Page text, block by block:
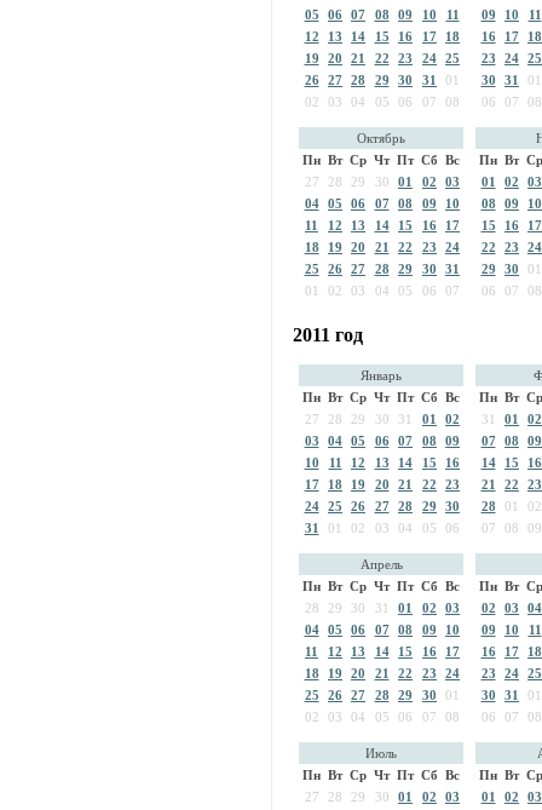
05 06 07 08 09 10
11
12
13 14 15 16 17
18
19
20 21 22 23 24 25
26
27 28 29 30 31
01
02
03 04 05 06 07 08
09 10
11
16
17
18
23
24 25
30
31
01
06
07 08
Октябрь
Пн Вт Ср Чт Пт Сб Вс
27
28 29 30 01 02
03
04
05 06 07 08 09
10
11
12 13 14 15 16
17
18
19 20 21 22 23
24
25
26 27 28 29 30
31
01
02 03 04 05 06 07
Пн Вт Ср
01
02
03
08
09
10
15
16
17
22
23
24
29
30
01
06
07 08
2011 год
Январь
Пн Вт Ср Чт Пт Сб Вс
27
28 29 30 31 01
02
03
04 05 06 07 08
09
10
11 12 13 14 15
16
17
18 19 20 21 22
23
24
25 26 27 28 29
30
31
01 02 03 04 05 06
Пн Вт Ср
31
01
02
07
08
09
14
15
16
21
22
23
28
01
02
07
08 09
Апрель
Пн Вт Ср Чт Пт Сб Вс
28
29 30 31 01 02
03
04
05 06 07 08 09
10
11
12 13 14 15 16
17
18
19 20 21 22 23
24
25
26 27 28 29 30
01
02
03 04 05 06 07 08
Пн Вт Ср
02
03
04
09
10
11
16
17
18
23
24 25
30
31
01
06
07 08
Июль
Пн Вт Ср Чт Пт Сб Вс
27
28 29 30 01 02
03
Пн Вт Ср
01
02
03